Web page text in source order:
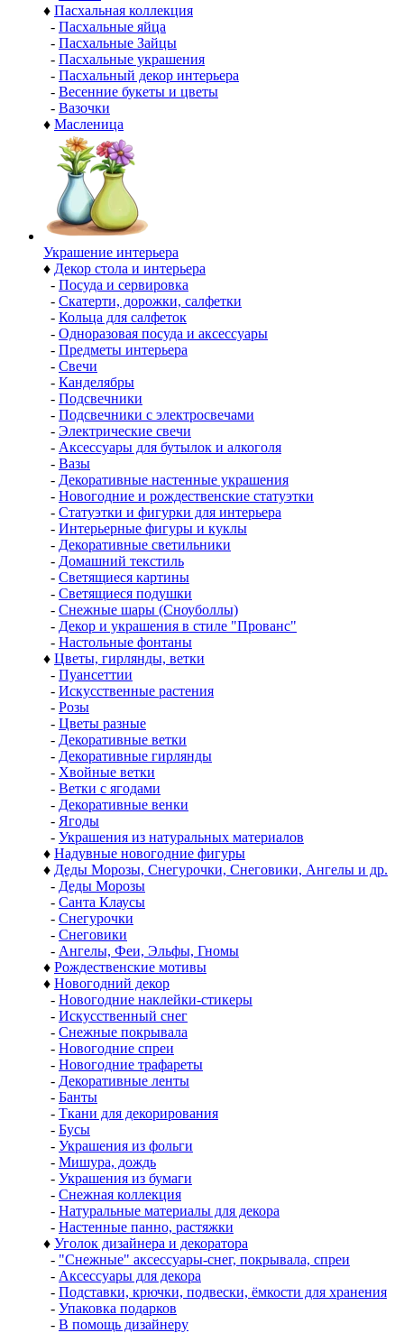
♦ Пасхальная коллекция
- Пасхальные яйца
- Пасхальные Зайцы
- Пасхальные украшения
- Пасхальный декор интерьера
- Весенние букеты и цветы
- Вазочки
♦ Масленица
Украшение интерьера
♦ Декор стола и интерьера
- Посуда и сервировка
- Скатерти, дорожки, салфетки
- Кольца для салфеток
- Одноразовая посуда и аксессуары
- Предметы интерьера
- Свечи
- Канделябры
- Подсвечники
- Подсвечники с электросвечами
- Электрические свечи
- Аксессуары для бутылок и алкоголя
- Вазы
- Декоративные настенные украшения
- Новогодние и рождественские статуэтки
- Статуэтки и фигурки для интерьера
- Интерьерные фигуры и куклы
- Декоративные светильники
- Домашний текстиль
- Светящиеся картины
- Светящиеся подушки
- Снежные шары (Сноуболлы)
- Декор и украшения в стиле "Прованс"
- Настольные фонтаны
♦ Цветы, гирлянды, ветки
- Пуансеттии
- Искусственные растения
- Розы
- Цветы разные
- Декоративные ветки
- Декоративные гирлянды
- Хвойные ветки
- Ветки с ягодами
- Декоративные венки
- Ягоды
- Украшения из натуральных материалов
♦ Надувные новогодние фигуры
♦ Деды Морозы, Снегурочки, Снеговики, Ангелы и др.
- Деды Морозы
- Санта Клаусы
- Снегурочки
- Снеговики
- Ангелы, Феи, Эльфы, Гномы
♦ Рождественские мотивы
♦ Новогодний декор
- Новогодние наклейки-стикеры
- Искусственный снег
- Снежные покрывала
- Новогодние спреи
- Новогодние трафареты
- Декоративные ленты
- Банты
- Ткани для декорирования
- Бусы
- Украшения из фольги
- Мишура, дождь
- Украшения из бумаги
- Снежная коллекция
- Натуральные материалы для декора
- Настенные панно, растяжки
♦ Уголок дизайнера и декоратора
- "Снежные" аксессуары-снег, покрывала, спреи
- Аксессуары для декора
- Подставки, крючки, подвески, ёмкости для хранения
- Упаковка подарков
- В помощь дизайнеру